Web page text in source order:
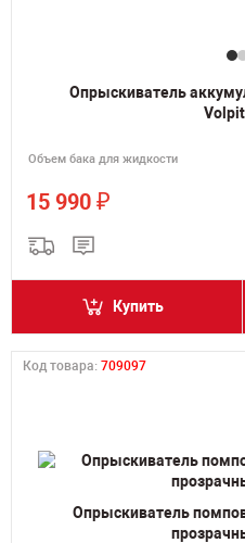
Опрыскиватель
Объем бака для жидкости
15 990 ₽
Купить
Код товара: 709097
Опрыскиватель